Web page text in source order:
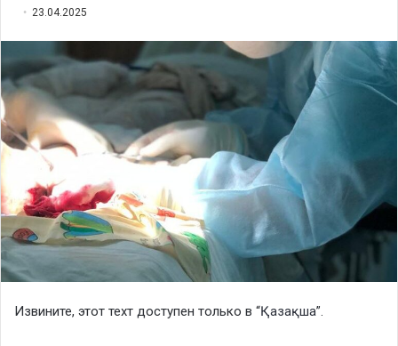
23.04.2025
Извините, этот техт доступен только в “Қазақша”.